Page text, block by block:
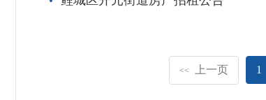
<< 上一页 1